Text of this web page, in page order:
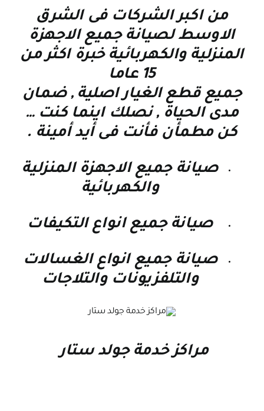
من اكبر الشركات فى الشرق
الاوسط لصيانة جميع الاجهزة
المنزلية والكهربائية خبرة اكثر من
15 عاما
جميع قطع الغيار اصلية , ضمان
مدى الحياة , نصلك اينما كنت …
كن مطمأن فأنت فى أيد أمينة .
صيانة جميع الاجهزة المنزلية
والكهربائية
صيانة جميع انواع التكيفات
صيانة جميع انواع الغسالات
والتلفزيونات والتلاجات
مراكز خدمة جولد ستار